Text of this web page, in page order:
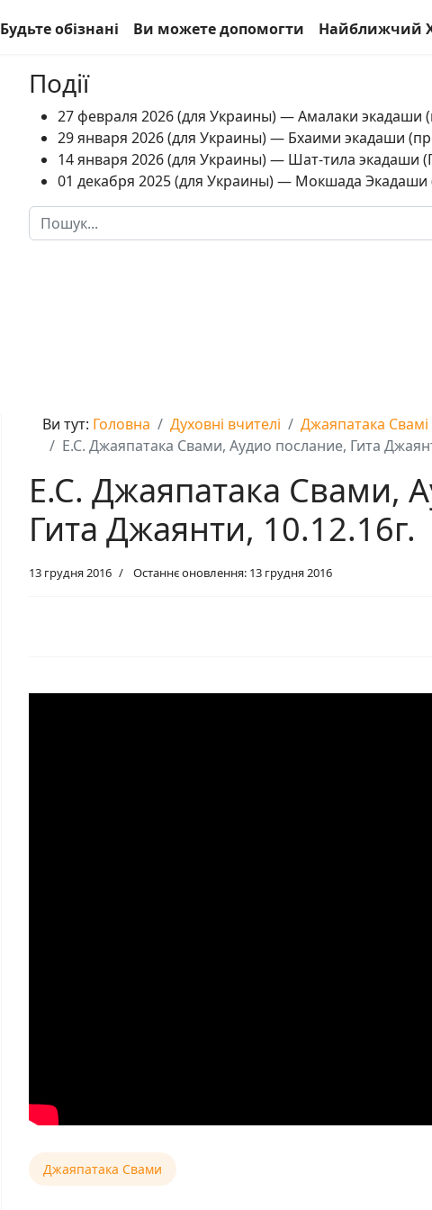
Будьте обізнані Ви можете допомогти Найближчий
Події
27 февраля 2026 (для Украины) — Амалаки экадаши
29 января 2026 (для Украины) — Бхаими экадаши
14 января 2026 (для Украины) — Шат-тила экадаши
01 декабря 2025 (для Украины) — Мокшада Экадаши
Пошук
Ви тут: Головна Духовні вчителі
Джаяпатака Свамі
Е.С. Джаяпатака Свами, Аудио послание, Гита
Е.С. Джаяпатака Свами,
Гита Джаянти, 10.12.16г.
13 грудня 2016 Останнє оновлення: 13 грудня 2016
Джаяпатака Свами